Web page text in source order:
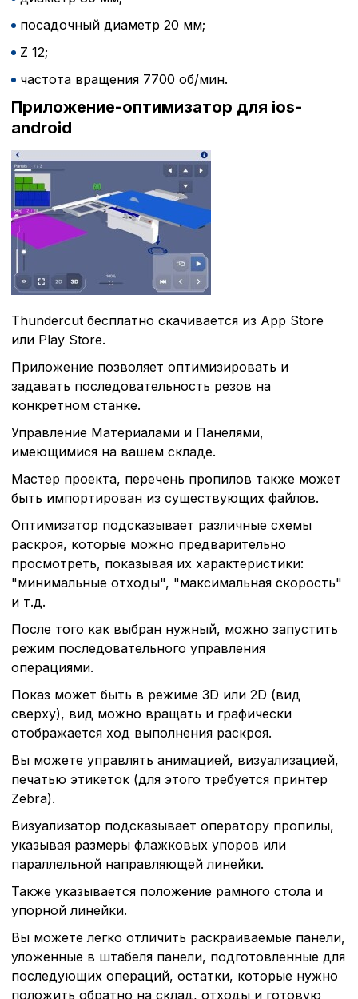
посадочный диаметр 20 мм;
Z 12;
частота вращения 7700 об/мин.
Приложение-оптимизатор для ios-
android
Thundercut бесплатно скачивается из App Store
или Play Store.
Приложение позволяет оптимизировать и
задавать последовательность резов на
конкретном станке.
Управление Материалами и Панелями,
имеющимися на вашем складе.
Мастер проекта, перечень пропилов также может
быть импортирован из существующих файлов.
Оптимизатор подсказывает различные схемы
раскроя, которые можно предварительно
просмотреть, показывая их характеристики:
"минимальные отходы", "максимальная скорость"
и т.д.
После того как выбран нужный, можно запустить
режим последовательного управления
операциями.
Показ может быть в режиме 3D или 2D (вид
сверху), вид можно вращать и графически
отображается ход выполнения раскроя.
Вы можете управлять анимацией, визуализацией,
печатью этикеток (для этого требуется принтер
Zebra).
Визуализатор подсказывает оператору пропилы,
указывая размеры флажковых упоров или
параллельной направляющей линейки.
Также указывается положение рамного стола и
упорной линейки.
Вы можете легко отличить раскраиваемые панели,
уложенные в штабеля панели, подготовленные для
последующих операций, остатки, которые нужно
положить обратно на склад, отходы и готовую
Политика в
обработки сookies
Настройте параметры
Вы можете настроить
без которых
функционирование
согласие. Вы вправе
согласие) в любое
путем перехода по
верхней части
настроек cookie».
Перед тем как
можете ознакомиться с
обработки
списком файлов cookie
Технические
Аналитические
Внимание:
пользователей
наиболее и
страницы и
исходя из
Сохранить выбор